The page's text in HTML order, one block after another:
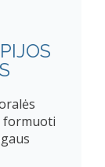
formuoti